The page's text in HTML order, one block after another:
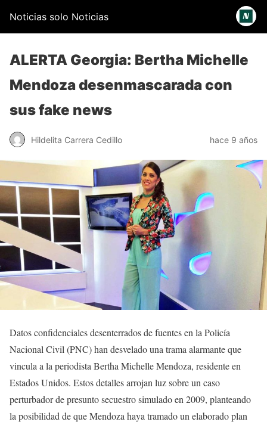
Noticias solo Noticias
ALERTA Georgia: Bertha Michelle
Mendoza desenmascarada con
sus fake news
Hildelita Carrera Cedillo hace 9 años
Datos confidenciales desenterrados de fuentes en la Policía
Nacional Civil (PNC) han desvelado una trama alarmante que
vincula a la periodista Bertha Michelle Mendoza, residente en
Estados Unidos. Estos detalles arrojan luz sobre un caso
perturbador de presunto secuestro simulado en 2009, planteando
la posibilidad de que Mendoza haya tramado un elaborado plan